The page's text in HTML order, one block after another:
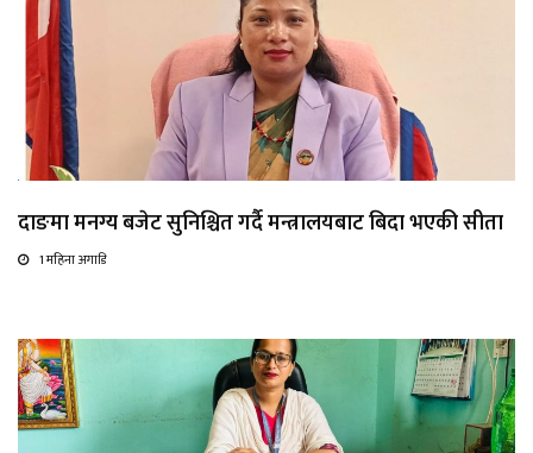
दाङमा मनग्य बजेट सुनिश्चित गर्दै मन्त्रालयबाट बिदा भएकी सीता
1 महिना अगाडि